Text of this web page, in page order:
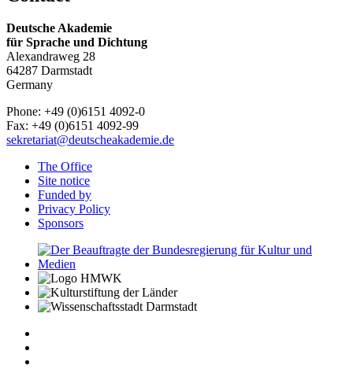
Deutsche Akademie
für Sprache und Dichtung
Alexandraweg 28
64287 Darmstadt
Germany
Phone: +49 (0)6151 4092-0
Fax: +49 (0)6151 4092-99
sekretariat@deutscheakademie.de
The Office
Site notice
Funded by
Privacy Policy
Sponsors